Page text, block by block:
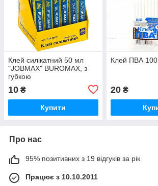
Клей силікатний 50 мл
"JOBMAX" BUROMAX, з
губкою
10 ₴
Купити
Клей ПВА 100
20₴
Про нас
95% позитивних з 19 відгуків за рік
Працює з 10.10.2011